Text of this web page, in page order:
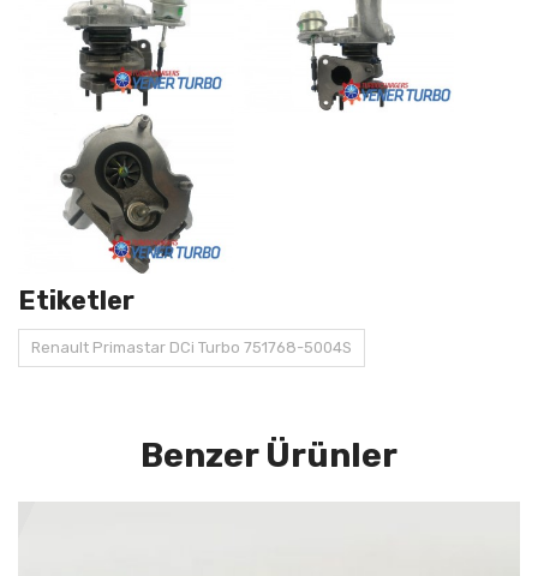
Etiketler
Renault Primastar DCi Turbo 751768-5004S
Benzer Ürünler